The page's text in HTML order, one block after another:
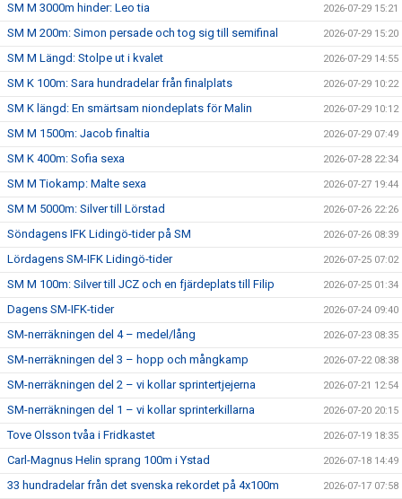
SM M 3000m hinder: Leo tia 2026-07-29 15:21
SM M 200m: Simon persade och tog sig till semifinal 2026-07-29 15:20
SM M Längd: Stolpe ut i kvalet 2026-07-29 14:55
SM K 100m: Sara hundradelar från finalplats 2026-07-29 10:22
SM K längd: En smärtsam niondeplats för Malin 2026-07-29 10:12
SM M 1500m: Jacob finaltia 2026-07-29 07:49
SM K 400m: Sofia sexa 2026-07-28 22:34
SM M Tiokamp: Malte sexa 2026-07-27 19:44
SM M 5000m: Silver till Lörstad 2026-07-26 22:26
Söndagens IFK Lidingö-tider på SM 2026-07-26 08:39
Lördagens SM-IFK Lidingö-tider 2026-07-25 07:02
SM M 100m: Silver till JCZ och en fjärdeplats till Filip 2026-07-25 01:34
Dagens SM-IFK-tider 2026-07-24 09:40
SM-nerräkningen del 4 – medel/lång 2026-07-23 08:35
SM-nerräkningen del 3 – hopp och mångkamp 2026-07-22 08:38
SM-nerräkningen del 2 – vi kollar sprintertjejerna 2026-07-21 12:54
SM-nerräkningen del 1 – vi kollar sprinterkillarna 2026-07-20 20:15
Tove Olsson tvåa i Fridkastet 2026-07-19 18:35
Carl-Magnus Helin sprang 100m i Ystad 2026-07-18 14:49
33 hundradelar från det svenska rekordet på 4x100m 2026-07-17 07:58